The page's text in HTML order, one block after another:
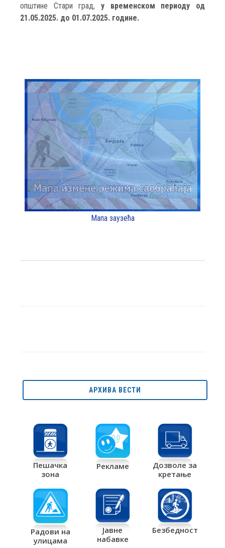
општине Стари град, у временском периоду од
21.05.2025. до 01.07.2025. године.
Мапа заузећа
АРХИВА ВЕСТИ
Пешачка
зона
Рекламе
Дозволе за
кретање
Радови на
улицама
Јавне
набавке
Безбедност